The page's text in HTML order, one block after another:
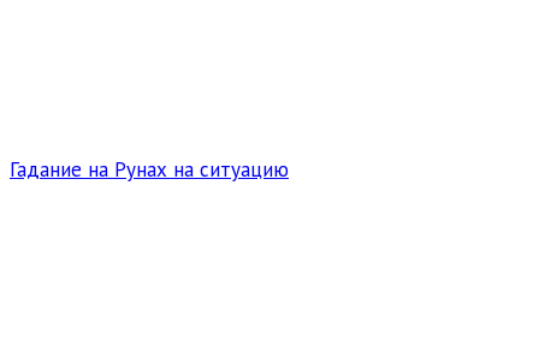
Гадание на Рунах на ситуацию